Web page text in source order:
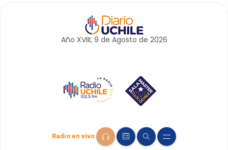
Año XVIII, 9 de Agosto de 2026
Radio en vivo